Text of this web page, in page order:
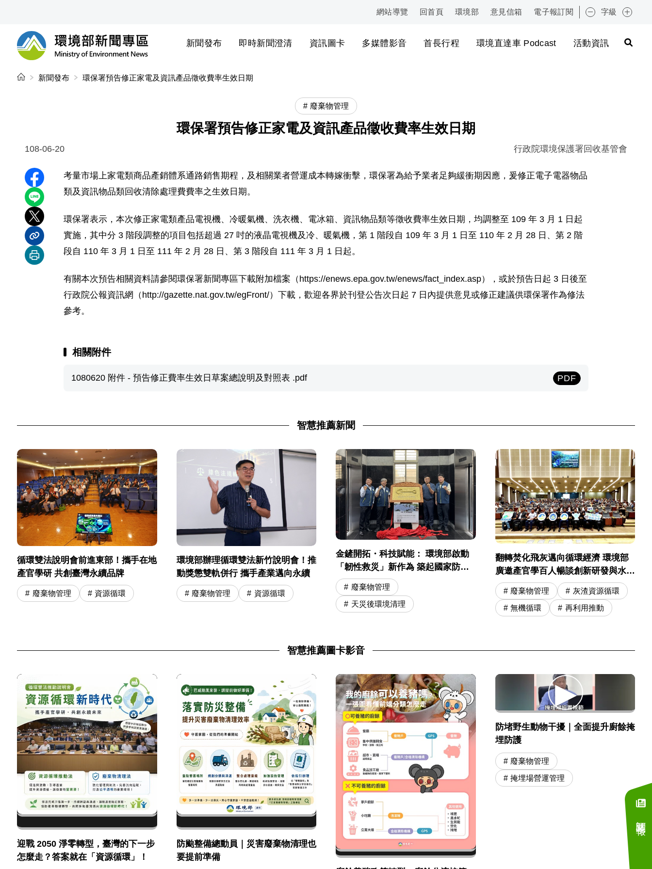
:::
網站導覽 回首頁 環境部 意見信箱 電子報訂閱 字級
環境部新聞專區
新聞發布 即時新聞澄清 資訊圖卡 多媒體影音 首長行程 環境直達車 Podcast 活動資訊
:::
新聞發布 環保署預告修正家電及資訊產品徵收費率生效日期
廢棄物管理
環保署預告修正家電及資訊產品徵收費率生效日期
108-06-20 行政院環境保護署回收基管會
分享至 Facebook
分享到 LINE
分享到 X
分享內容連結
列印本頁
考量市場上家電類商品產銷體系通路銷售期程，及相關業者營運成本轉嫁衝擊，環保署為給予業者足夠緩衝期因應，爰修正電子電器物品
類及資訊物品類回收清除處理費費率之生效日期。
環保署表示，本次修正家電類產品電視機、冷暖氣機、洗衣機、電冰箱、資訊物品類等徵收費率生效日期，均調整至 109 年 3 月 1 日起
實施，其中分 3 階段調整的項目包括超過 27 吋的液晶電視機及冷、暖氣機，第 1 階段自 109 年 3 月 1 日至 110 年 2 月 28 日、第 2 階
段自 110 年 3 月 1 日至 111 年 2 月 28 日、第 3 階段自 111 年 3 月 1 日起。
有關本次預告相關資料請參閱環保署新聞專區下載附加檔案（https://enews.epa.gov.tw/enews/fact_index.asp），或於預告日起 3 日後至
行政院公報資訊網（http://gazette.nat.gov.tw/egFront/）下載，歡迎各界於刊登公告次日起 7 日內提供意見或修正建議供環保署作為修法
參考。
相關附件
1080620 附件 - 預告修正費率生效日草案總說明及對照表 .pdf PDF
智慧推薦新聞
循環雙法說明會前進東部！攜手在地
產官學研 共創臺灣永續品牌
廢棄物管理 資源循環
環境部辦理循環雙法新竹說明會！推
動獎懲雙軌併行 攜手產業邁向永續
廢棄物管理 資源循環
金鏟開拓・科技賦能： 環境部啟動
「韌性救災」新作為 築起國家防災
安全網
廢棄物管理
天災後環境清理
翻轉焚化飛灰邁向循環經濟 環境部
廣邀產官學百人暢談創新研發與水洗
運營精進
廢棄物管理 灰渣資源循環
無機循環 再利用推動
智慧推薦圖卡影音
迎戰 2050 淨零轉型，臺灣的下一步
怎麼走？答案就在「資源循環」！
防颱整備總動員｜災害廢棄物清理也
要提前準備
防堵野生動物干擾｜全面提升廚餘掩
埋防護
廢棄物管理
掩埋場營運管理